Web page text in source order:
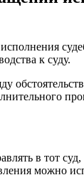
к суду.
в тот
можно